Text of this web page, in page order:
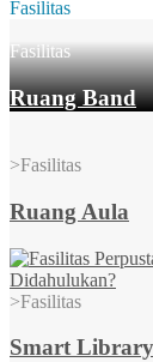
Fasilitas
Fasilitas
Ruang Band
>Fasilitas
Ruang Aula
>Fasilitas
Smart Library